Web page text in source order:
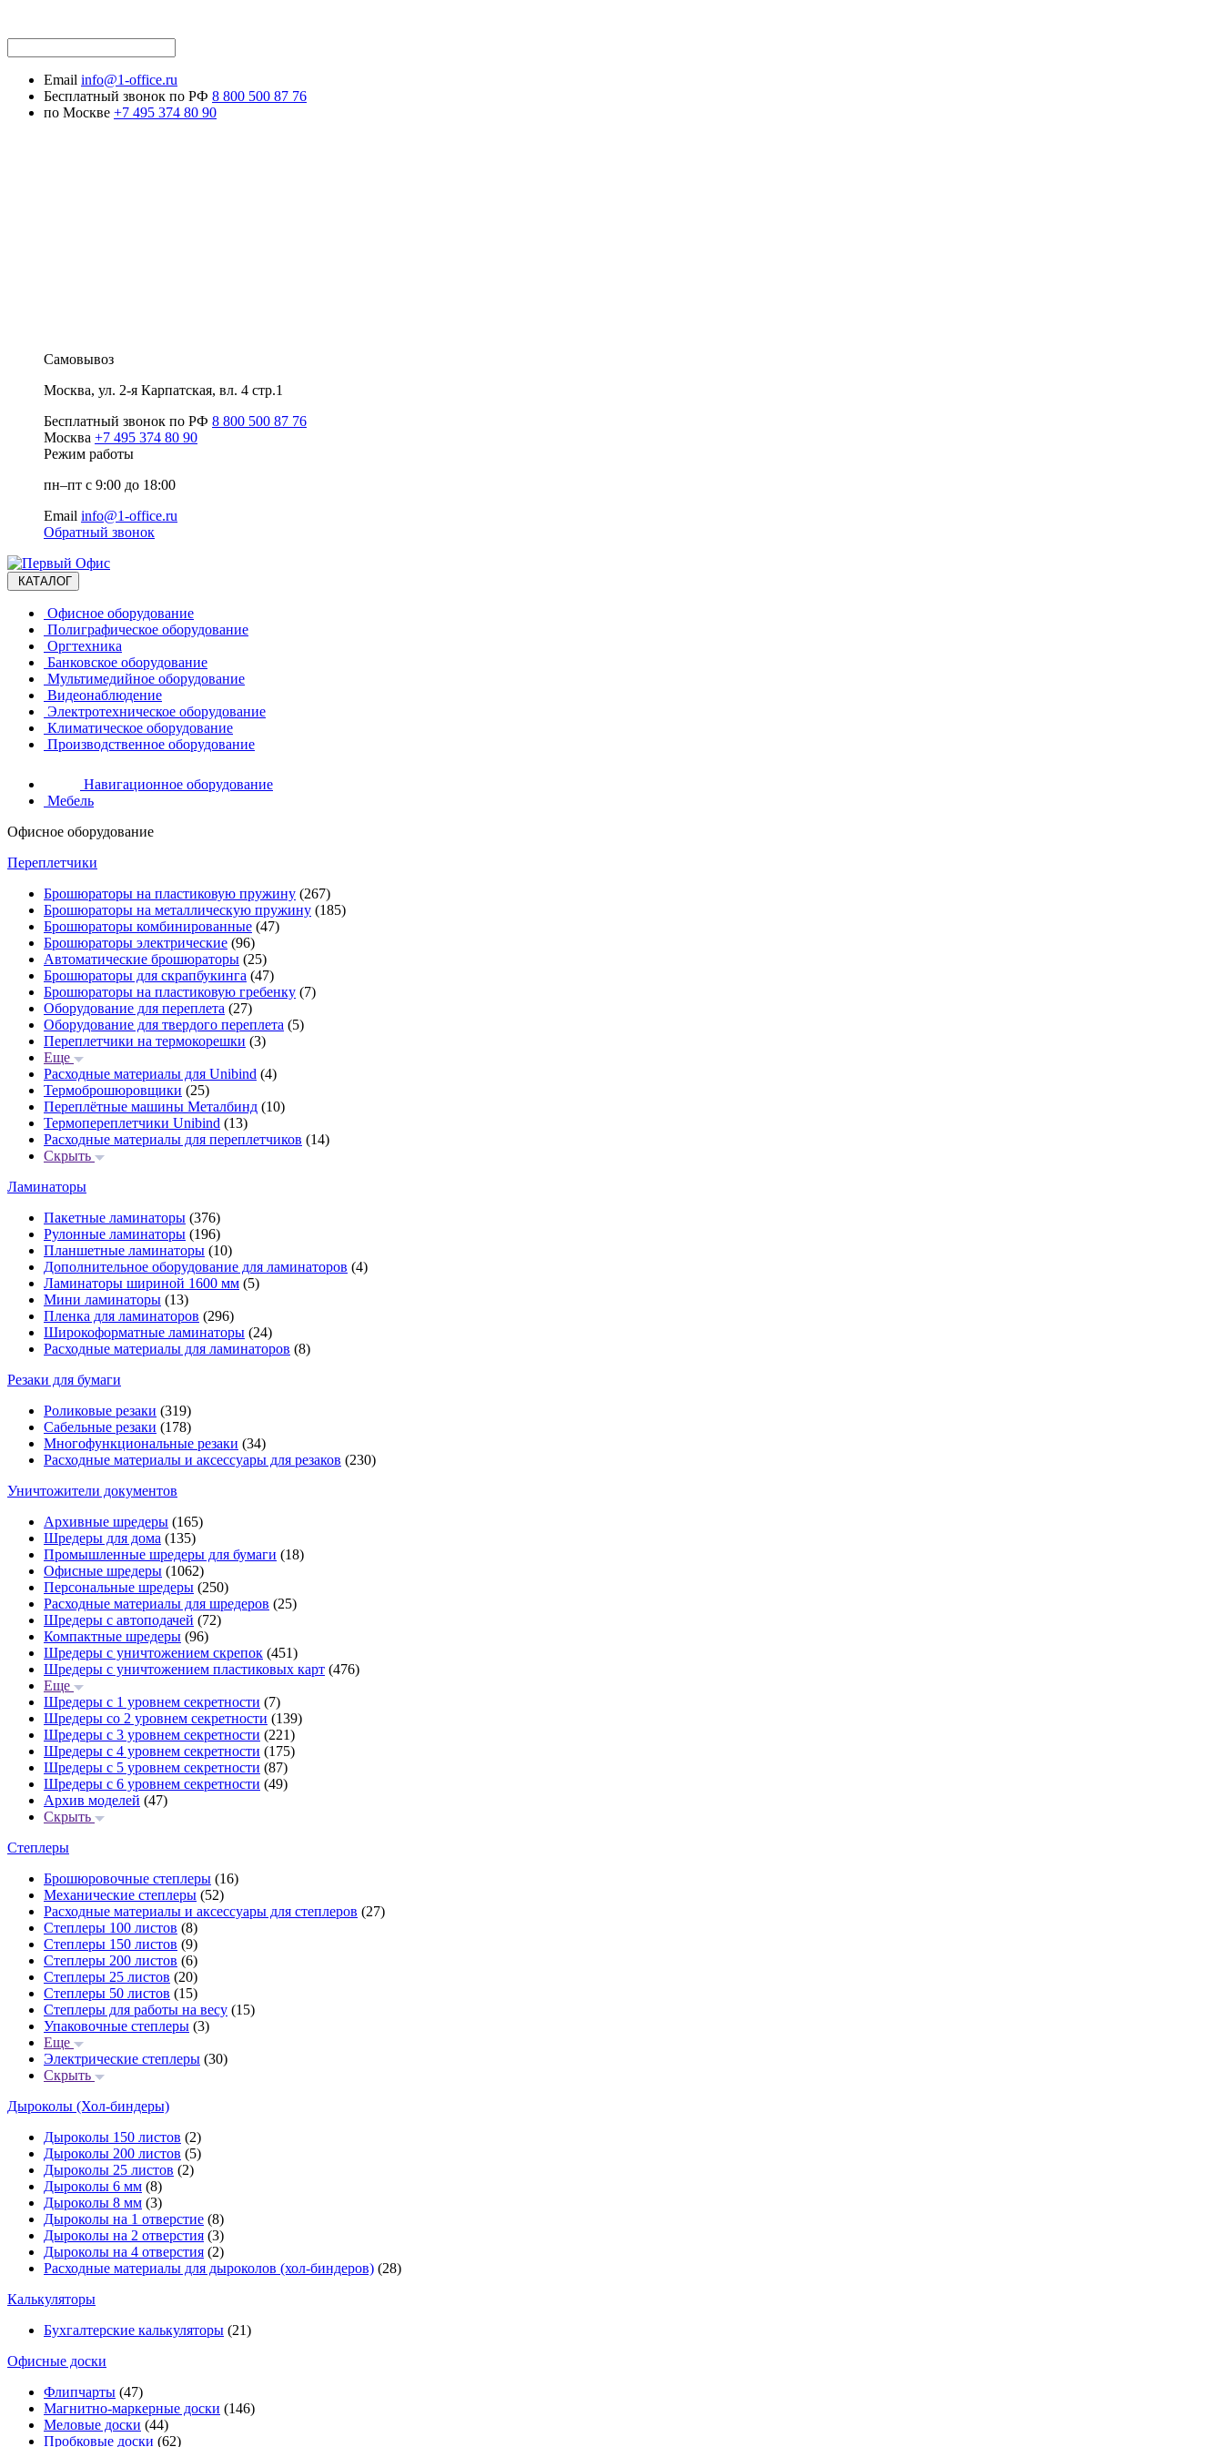
Email info@1-office.ru
Бесплатный звонок по РФ 8 800 500 87 76
по Москве +7 495 374 80 90
Самовывоз
Москва, ул. 2-я Карпатская, вл. 4 стр.1
Бесплатный звонок по РФ 8 800 500 87 76
Москва +7 495 374 80 90
Режим работы
пн–пт с 9:00 до 18:00
Email info@1-office.ru
Обратный звонок
КАТАЛОГ
Офисное оборудование
Полиграфическое оборудование
Оргтехника
Банковское оборудование
Мультимедийное оборудование
Видеонаблюдение
Электротехническое оборудование
Климатическое оборудование
Производственное оборудование
Навигационное оборудование
Мебель
Офисное оборудование
Переплетчики
Брошюраторы на пластиковую пружину (267)
Брошюраторы на металлическую пружину (185)
Брошюраторы комбинированные (47)
Брошюраторы электрические (96)
Автоматические брошюраторы (25)
Брошюраторы для скрапбукинга (47)
Брошюраторы на пластиковую гребенку (7)
Оборудование для переплета (27)
Оборудование для твердого переплета (5)
Переплетчики на термокорешки (3)
Еще
Расходные материалы для Unibind (4)
Термоброшюровщики (25)
Переплётные машины Металбинд (10)
Термопереплетчики Unibind (13)
Расходные материалы для переплетчиков (14)
Скрыть
Ламинаторы
Пакетные ламинаторы (376)
Рулонные ламинаторы (196)
Планшетные ламинаторы (10)
Дополнительное оборудование для ламинаторов (4)
Ламинаторы шириной 1600 мм (5)
Мини ламинаторы (13)
Пленка для ламинаторов (296)
Широкоформатные ламинаторы (24)
Расходные материалы для ламинаторов (8)
Резаки для бумаги
Роликовые резаки (319)
Сабельные резаки (178)
Многофункциональные резаки (34)
Расходные материалы и аксессуары для резаков (230)
Уничтожители документов
Архивные шредеры (165)
Шредеры для дома (135)
Промышленные шредеры для бумаги (18)
Офисные шредеры (1062)
Персональные шредеры (250)
Расходные материалы для шредеров (25)
Шредеры с автоподачей (72)
Компактные шредеры (96)
Шредеры с уничтожением скрепок (451)
Шредеры с уничтожением пластиковых карт (476)
Еще
Шредеры с 1 уровнем секретности (7)
Шредеры со 2 уровнем секретности (139)
Шредеры с 3 уровнем секретности (221)
Шредеры с 4 уровнем секретности (175)
Шредеры с 5 уровнем секретности (87)
Шредеры с 6 уровнем секретности (49)
Архив моделей (47)
Скрыть
Степлеры
Брошюровочные степлеры (16)
Механические степлеры (52)
Расходные материалы и аксессуары для степлеров (27)
Степлеры 100 листов (8)
Степлеры 150 листов (9)
Степлеры 200 листов (6)
Степлеры 25 листов (20)
Степлеры 50 листов (15)
Степлеры для работы на весу (15)
Упаковочные степлеры (3)
Еще
Электрические степлеры (30)
Скрыть
Дыроколы (Хол-биндеры)
Дыроколы 150 листов (2)
Дыроколы 200 листов (5)
Дыроколы 25 листов (2)
Дыроколы 6 мм (8)
Дыроколы 8 мм (3)
Дыроколы на 1 отверстие (8)
Дыроколы на 2 отверстия (3)
Дыроколы на 4 отверстия (2)
Расходные материалы для дыроколов (хол-биндеров) (28)
Калькуляторы
Бухгалтерские калькуляторы (21)
Офисные доски
Флипчарты (47)
Магнитно-маркерные доски (146)
Меловые доски (44)
Пробковые доски (62)